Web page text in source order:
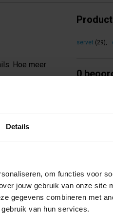
Details
om functies voor
jouw gebruik van onze site
gegevens combineren met
van hun services.
Hoe meer
servet (29),
0
Schrijf als